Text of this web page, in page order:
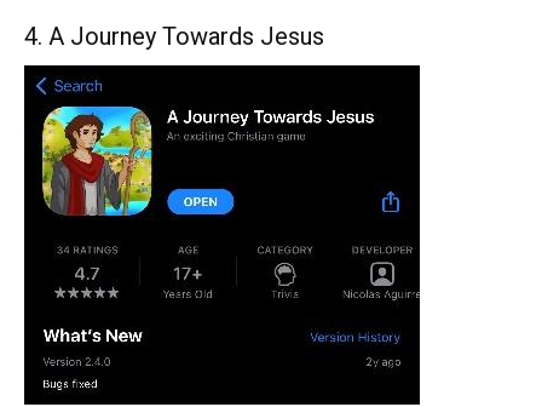
4. A Journey Towards Jesus